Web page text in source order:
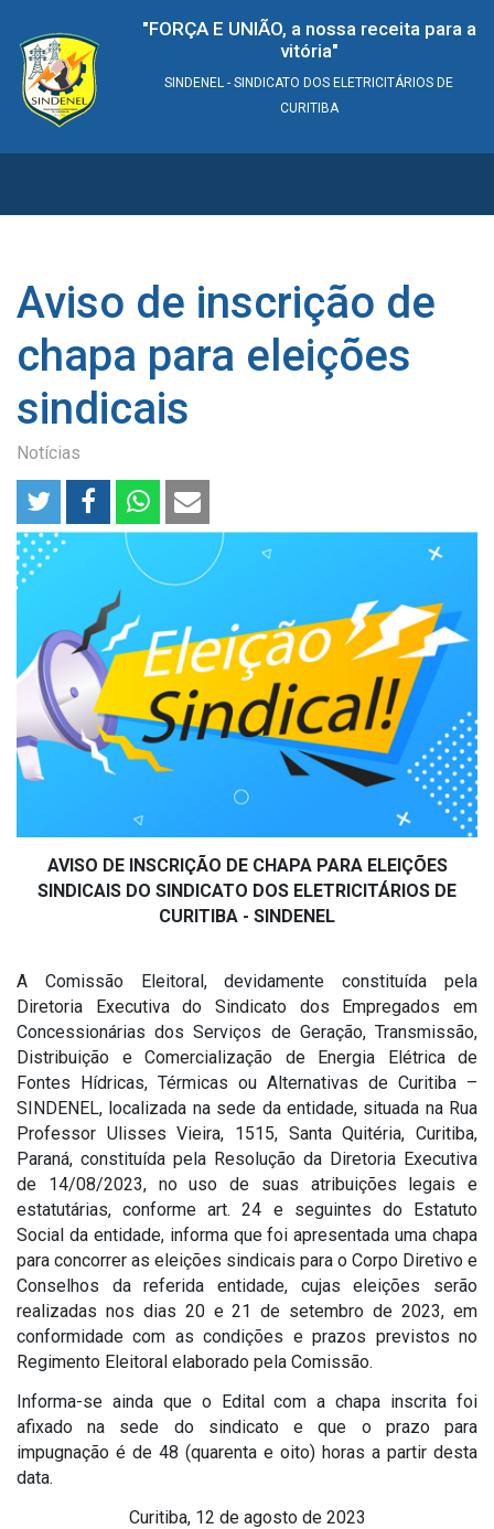
"FORÇA E UNIÃO, a nossa receita para a
vitória"
SINDENEL - SINDICATO DOS ELETRICITÁRIOS DE
CURITIBA
Aviso de inscrição de
chapa para eleições
sindicais
Notícias
AVISO DE INSCRIÇÃO DE CHAPA PARA ELEIÇÕES
SINDICAIS DO SINDICATO DOS ELETRICITÁRIOS DE
CURITIBA - SINDENEL
A Comissão Eleitoral, devidamente constituída pela
Diretoria Executiva do Sindicato dos Empregados em
Concessionárias dos Serviços de Geração, Transmissão,
Distribuição e Comercialização de Energia Elétrica de
Fontes Hídricas, Térmicas ou Alternativas de Curitiba –
SINDENEL, localizada na sede da entidade, situada na Rua
Professor Ulisses Vieira, 1515, Santa Quitéria, Curitiba,
Paraná, constituída pela Resolução da Diretoria Executiva
de 14/08/2023, no uso de suas atribuições legais e
estatutárias, conforme art. 24 e seguintes do Estatuto
Social da entidade, informa que foi apresentada uma chapa
para concorrer as eleições sindicais para o Corpo Diretivo e
Conselhos da referida entidade, cujas eleições serão
realizadas nos dias 20 e 21 de setembro de 2023, em
conformidade com as condições e prazos previstos no
Regimento Eleitoral elaborado pela Comissão.
Informa-se ainda que o Edital com a chapa inscrita foi
afixado na sede do sindicato e que o prazo para
impugnação é de 48 (quarenta e oito) horas a partir desta
data.
Curitiba, 12 de agosto de 2023